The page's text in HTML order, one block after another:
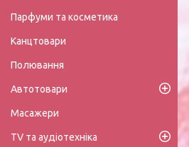
Парфуми та косметика
Канцтовари
Полювання
Автотовари
Масажери
TV та аудіотехніка